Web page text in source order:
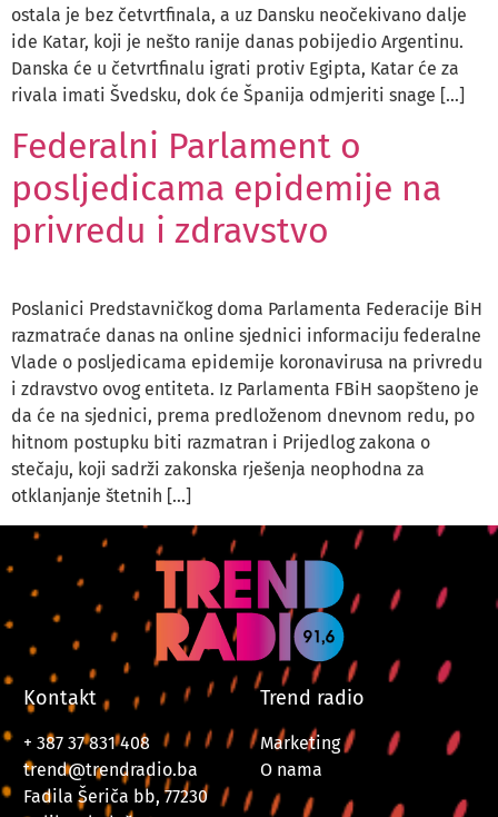
ostala je bez četvrtfinala, a uz Dansku neočekivano dalje
ide Katar, koji je nešto ranije danas pobijedio Argentinu.
Danska će u četvrtfinalu igrati protiv Egipta, Katar će za
rivala imati Švedsku, dok će Španija odmjeriti snage […]
Federalni Parlament o
posljedicama epidemije na
privredu i zdravstvo
Poslanici Predstavničkog doma Parlamenta Federacije BiH
razmatraće danas na online sjednici informaciju federalne
Vlade o posljedicama epidemije koronavirusa na privredu
i zdravstvo ovog entiteta. Iz Parlamenta FBiH saopšteno je
da će na sjednici, prema predloženom dnevnom redu, po
hitnom postupku biti razmatran i Prijedlog zakona o
stečaju, koji sadrži zakonska rješenja neophodna za
otklanjanje štetnih […]
Kontakt
+ 387 37 831 408
trend@trendradio.ba
Fadila Šeriča bb, 77230
Trend radio
Marketing
O nama